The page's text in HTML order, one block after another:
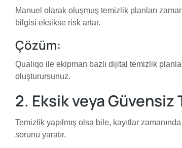
Manuel olarak oluşmuş temizlik planları
bilgisi eksikse risk artar.
Çözüm:
Qualiqo ile ekipman bazlı dijital temizlik
oluşturursunuz.
2. Eksik veya Güvensiz
Temizlik yapılmış olsa bile, kayıtlar
sorunu yaratır.